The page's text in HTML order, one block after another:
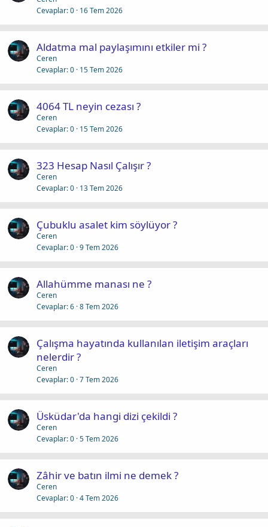
Cevaplar 0 16 Tem 2026
Aldatma mal paylaşımını etkiler mi ?
Ceren
Cevaplar 0 15 Tem 2026
4064 TL neyin cezası ?
Ceren
Cevaplar 0 15 Tem 2026
323 Hesap Nasıl Çalışır ?
Ceren
Cevaplar 0 13 Tem 2026
Çubuklu asalet kim söylüyor ?
Ceren
Cevaplar 0 9 Tem 2026
Allahümme manası ne ?
Ceren
Cevaplar 6 8 Tem 2026
Çalışma hayatında kullanılan iletişim araçları
nelerdir ?
Ceren
Cevaplar 0 7 Tem 2026
Üsküdar'da hangi dizi çekildi ?
Ceren
Cevaplar 0 5 Tem 2026
Zâhir ve batın ilmi ne demek ?
Ceren
Cevaplar 0 4 Tem 2026